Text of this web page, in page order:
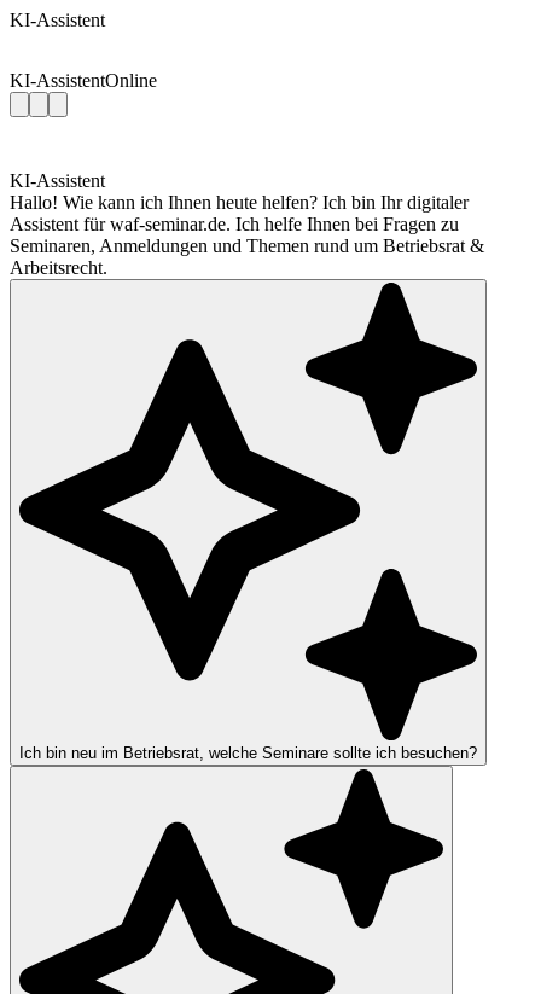
KI-Assistent
KI-AssistentOnline
KI-Assistent
Hallo! Wie kann ich Ihnen heute helfen? Ich bin Ihr digitaler
Assistent für waf-seminar.de. Ich helfe Ihnen bei Fragen zu
Seminaren, Anmeldungen und Themen rund um Betriebsrat &
Arbeitsrecht.
Ich bin neu im Betriebsrat, welche Seminare sollte ich besuchen?